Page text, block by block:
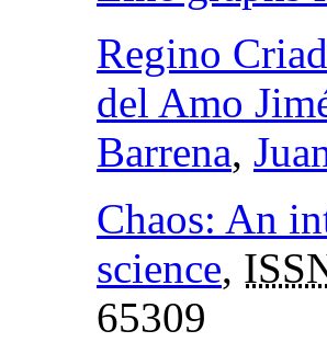
Regino
del Amo
Barrena,
Chaos: An
science,
65309